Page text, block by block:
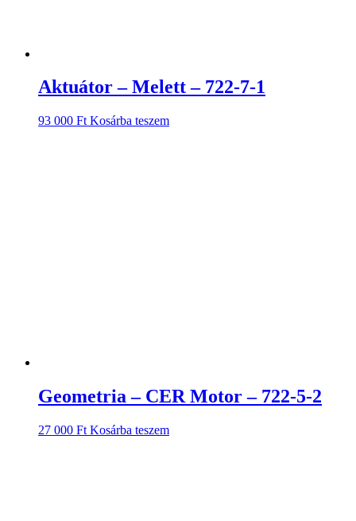
Aktuátor – Melett – 722-7-1
93 000 Ft Kosárba teszem
Geometria – CER Motor – 722-5-2
27 000 Ft Kosárba teszem